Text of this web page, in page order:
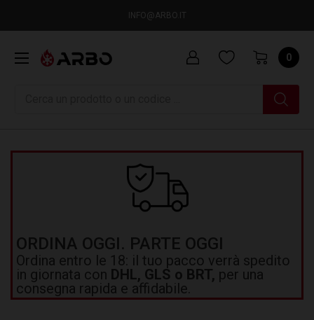
INFO@ARBO.IT
0
ORDINA OGGI. PARTE OGGI
Ordina entro le 18: il tuo pacco verrà spedito
in giornata con DHL, GLS o BRT, per una
consegna rapida e affidabile.